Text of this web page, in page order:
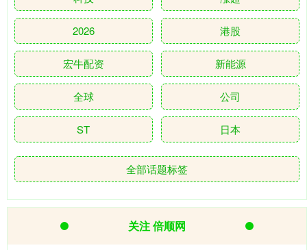
2026 港股
宏牛配资 新能源
全球 公司
ST 日本
全部话题标签
关注 倍顺网